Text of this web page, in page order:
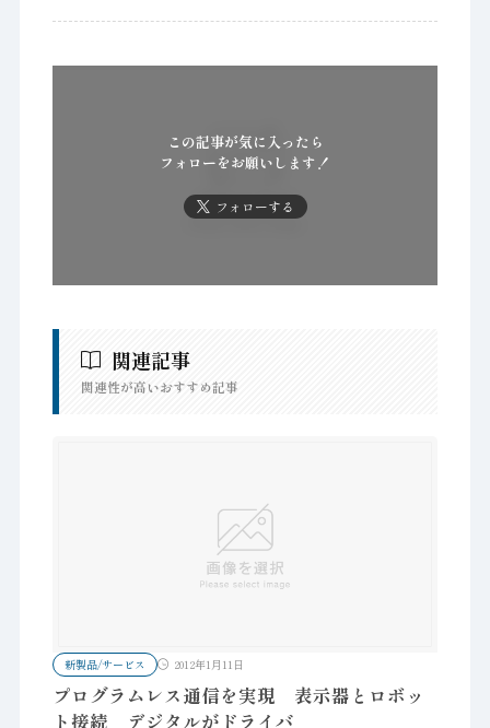
この記事が気に入ったら
フォローをお願いします！
フォローする
関連記事
関連性が高いおすすめ記事
新製品/サービス 2012年1月11日
プログラムレス通信を実現 表示器とロボッ
ト接続 デジタルがドライバ